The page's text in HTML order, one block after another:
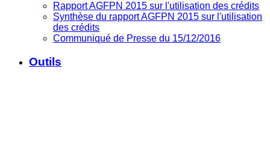
Rapport AGFPN 2015 sur l'utilisation des crédits
Synthèse du rapport AGFPN 2015 sur l'utilisation
des crédits
Communiqué de Presse du 15/12/2016
Outils